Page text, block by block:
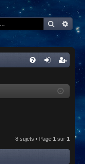
cri
8 sujets • Page 1 sur 1